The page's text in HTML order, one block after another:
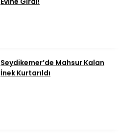
Seydikemer’de Mahsur Kalan
İnek Kurtarıldı